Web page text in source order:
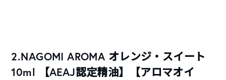
2.NAGOMI AROMA オレンジ・スイート
10ml 【AEAJ認定精油】【アロマオイ